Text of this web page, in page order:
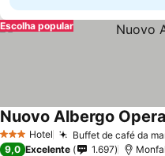
Escolha popular
3 EstrelasHotel Buffet de café da
Nuovo Albergo
9,0 Excelente 1.697